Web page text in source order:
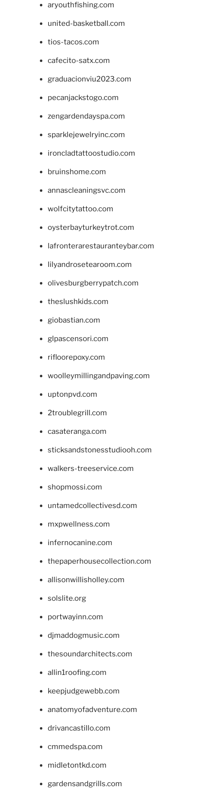
aryouthfishing.com
united-basketball.com
tios-tacos.com
cafecito-satx.com
graduacionviu2023.com
pecanjackstogo.com
zengardendayspa.com
sparklejewelryinc.com
ironcladtattoostudio.com
bruinshome.com
annascleaningsvc.com
wolfcitytattoo.com
oysterbayturkeytrot.com
lafronterarestauranteybar.com
lilyandrosetearoom.com
olivesburgberrypatch.com
theslushkids.com
giobastian.com
glpascensori.com
rifloorepoxy.com
woolleymillingandpaving.com
uptonpvd.com
2troublegrill.com
casateranga.com
sticksandstonesstudiooh.com
walkers-treeservice.com
shopmossi.com
untamedcollectivesd.com
mxpwellness.com
infernocanine.com
thepaperhousecollection.com
allisonwillisholley.com
solslite.org
portwayinn.com
djmaddogmusic.com
thesoundarchitects.com
allin1roofing.com
keepjudgewebb.com
anatomyofadventure.com
drivancastillo.com
cmmedspa.com
midletontkd.com
gardensandgrills.com